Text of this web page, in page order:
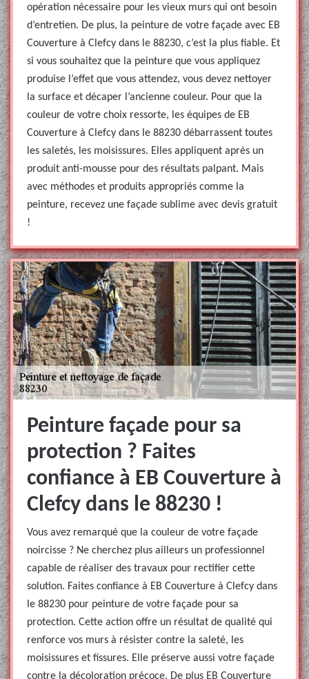
opération nécessaire pour les vieux murs qui ont besoin
d’entretien. De plus, la peinture de votre façade avec EB
Couverture à Clefcy dans le 88230, c’est la plus fiable. Et
si vous souhaitez que la peinture que vous appliquez
produise l’effet que vous attendez, vous devez nettoyer
la surface et décaper l’ancienne couleur. Pour que la
couleur de votre choix ressorte, les équipes de EB
Couverture à Clefcy dans le 88230 débarrassent toutes
les saletés, les moisissures. Elles appliquent après un
produit anti-mousse pour des résultats palpant. Mais
avec méthodes et produits appropriés comme la
peinture, recevez une façade sublime avec devis gratuit
!
Peinture façade pour sa
protection ? Faites
confiance à EB Couverture à
Clefcy dans le 88230 !
Vous avez remarqué que la couleur de votre façade
noircisse ? Ne cherchez plus ailleurs un professionnel
capable de réaliser des travaux pour rectifier cette
solution. Faites confiance à EB Couverture à Clefcy dans
le 88230 pour peinture de votre façade pour sa
protection. Cette action offre un résultat de qualité qui
renforce vos murs à résister contre la saleté, les
moisissures et fissures. Elle préserve aussi votre façade
contre la décoloration précoce. De plus EB Couverture